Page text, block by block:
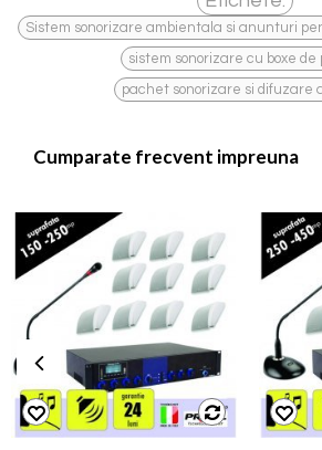
Sistem sonorizare ambientala si anunturi
sistem sonorizare cu boxe de
pachet sonorizare si difuzare
Cumparate frecvent impreuna